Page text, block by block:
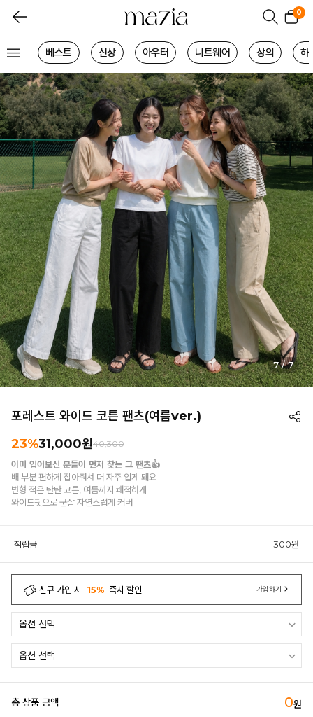
0
베스트 신상 아우터 니트웨어 상의 하
1 / 7
포레스트 와이드 코튼 팬츠(여름ver.)
23%31,000원40,300
이미 입어보신 분들이 먼저 찾는 그 팬츠👍
배 부분 편하게 잡아줘서 더 자주 입게 돼요
변형 적은 탄탄 코튼, 여름까지 쾌적하게
와이드핏으로 군살 자연스럽게 커버
적립금 300원
신규 가입 시 15% 즉시 할인 가입하기
총 상품 금액 0원